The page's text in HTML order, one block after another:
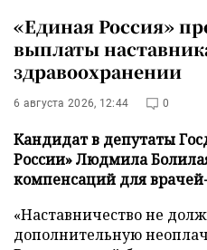
«Единая Россия»
выплаты
здравоохранении
6 августа 2026, 12:44 0
Кандидат в депутаты
России» Людмила
компенсаций для
«Наставничество не
дополнительную